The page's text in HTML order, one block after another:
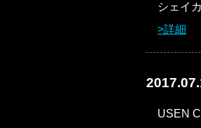
シェイ
詳細
USEN